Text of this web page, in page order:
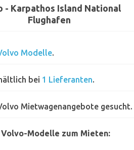
- Karpathos Island National
Flughafen
Modelle.
bei 1 Lieferanten.
Mietwagenangebote gesucht.
Modelle zum Mieten: